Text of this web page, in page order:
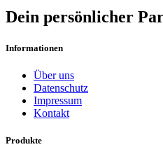
Dein persönlicher
Informationen
Über uns
Datenschutz
Impressum
Kontakt
Produkte